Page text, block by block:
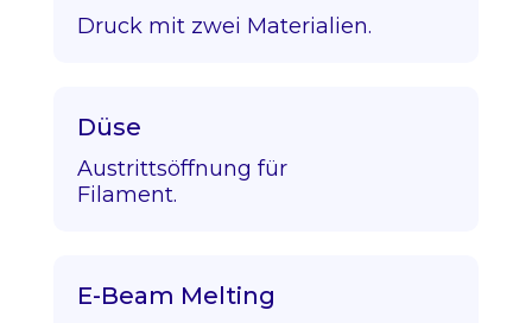
Druck mit zwei Materialien.
Düse
Austrittsöffnung für
Filament.
E-Beam Melting